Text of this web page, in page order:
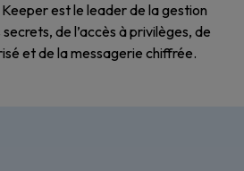
est le leader de la gestion
de l’accès à privilèges, de
et de la messagerie chiffrée.